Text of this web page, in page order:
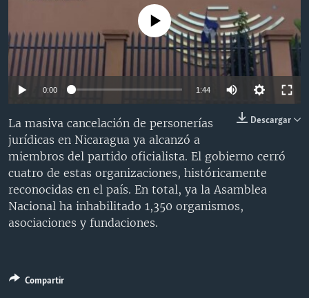
BRASIL
ENTRETENIMIENTO Y CULTURA
TECNOLOGÍA
DEPORTES
VIDEOS
FOTOGRAFÍA
AUDIOS
PROGRAMAS TV
EL MUNDO AL DÍA
FORO INTERAMERICANO
LAS CLAVES
PANORAMA
RADIO
AVANCE INFORMATIVO
BUENOS DÍAS AMÉRICA
ESTADOS UNIDOS AL DÍA
EL MUNDO AL DÍA [RADIO]
FORO [RADIO]
ENTRETENIMIENTO
DIRECT
SÍGANOS
No media source currently available
0:00 1:44
Descargar
La masiva cancelación de personerías
jurídicas en Nicaragua ya alcanzó a
miembros del partido oficialista. El gobierno cerró
cuatro de estas organizaciones, históricamente
reconocidas en el país. En total, ya la Asamblea
Nacional ha inhabilitado 1,350 organismos,
asociaciones y fundaciones.
Compartir